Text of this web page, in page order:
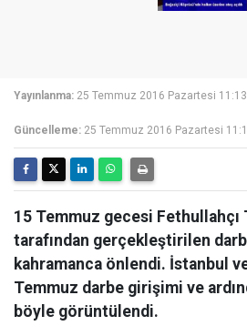
Yayınlanma: 25 Temmuz 2016 Pazartesi 11:13
Güncelleme: 25 Temmuz 2016 Pazartesi
15 Temmuz gecesi Fethullahçı
tarafından gerçekleştirilen
kahramanca önlendi. İstanbul
Temmuz darbe girişimi ve
böyle görüntülendi.